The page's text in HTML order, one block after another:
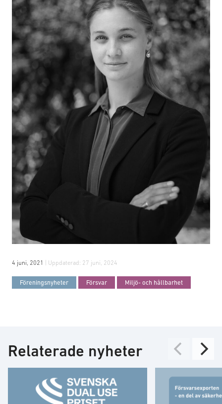
4 juni, 2021 | Uppdaterad: 27 juni, 2024
Föreningsnyheter Försvar Miljö- och hållbarhet
Relaterade nyheter